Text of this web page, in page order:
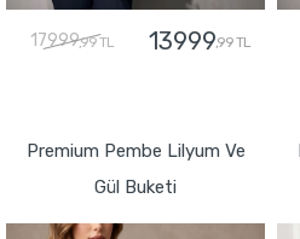
17999,99 TL 13999,99 TL
Premium Pembe Lilyum Ve
Gül Buketi